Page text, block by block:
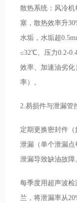
散热系统：风冷
塞，散热效率升
水垢，水垢超
≤32℃、压力0.2-
效率、加速油劣
率）。
2.易损件与泄漏管
定期更换密封件
泄漏（单个泄漏点
泄漏导致缺油故障
每季度用超声波
兰，将泄漏率从